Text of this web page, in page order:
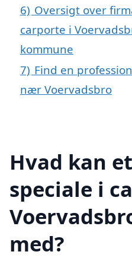
6) Oversigt over
carporte i
kommune
7) Find en
nær Voervadsbro
Hvad kan
speciale i
med?